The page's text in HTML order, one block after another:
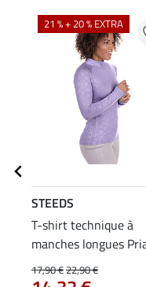
21 % + 20 % EXTRA
STEEDS
T-shirt technique à
manches longues
17,90 €22,90 €